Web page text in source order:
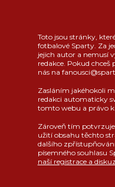
Toto jsou stránky,
fotbalové Sparty. Za
jejich autor a nemusí
redakce. Pokud
nás na
Zasláním jakéhokoli
redakci automaticky
tomto webu a právo
Zároveň tím
užití obsahu těchto
dalšího
písemného souhlasu
naší registrace a